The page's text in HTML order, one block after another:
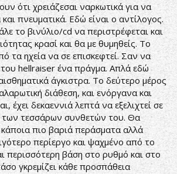
ότι χρειάζεσαι ναρκωτικά για να
και πνευματικά. Εδώ είναι ο αντίλογος.
το βινύλιο/cd να περιστρέφεται και
κρασί και θα με θυμηθείς. Το
τα ηχεία να σε επισκεφτεί. Σαν να
του hellraiser ένα πράγμα. Απλά εδώ
άγκιστρα. Το δεύτερο μέρος
διάθεση, και ενόργανα και
έχει δεκαεννιά λεπτά να εξελιχτεί σε
των τεσσάρων συνθετών του. Θα
πιο βαριά περάσματα αλλά
περίεργο και ψαχμένο από το
περισσότερη βάση στο ρυθμό και στο
γκρεμίζει κάθε προσπάθεια